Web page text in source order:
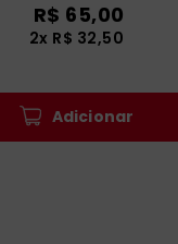
R$ 65,00
2x R$ 32,50
Adicionar